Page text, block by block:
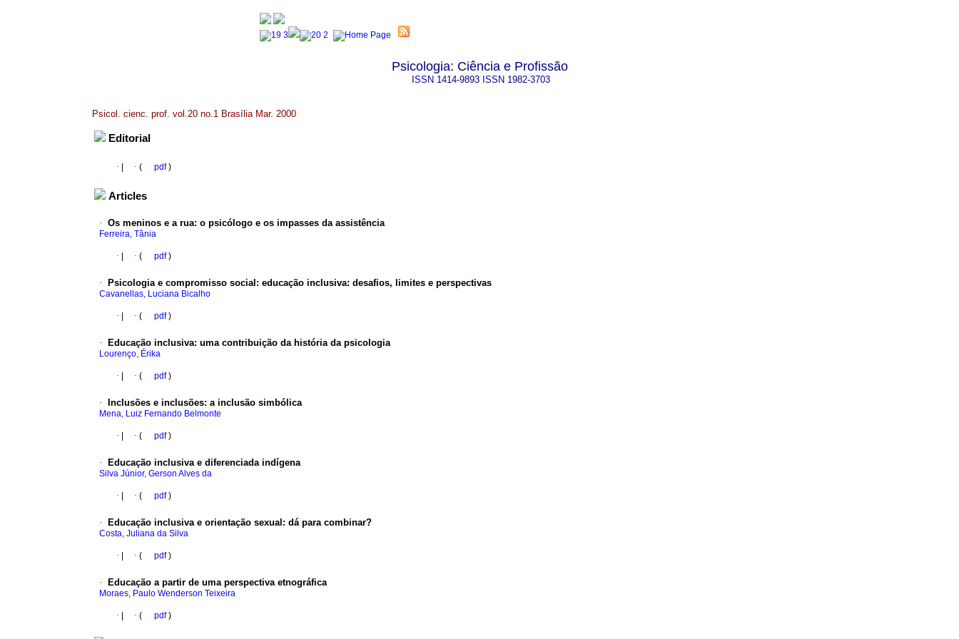
Psicologia: Ciência e Profissão
ISSN 1414-9893 ISSN 1982-3703
Psicol. cienc. prof. vol.20 no.1 Brasília Mar. 2000
Editorial
· · ( pdf)
Articles
· Os meninos e a rua: o psicólogo e os impasses da assistência
Ferreira, Tânia
· · ( pdf)
· Psicologia e compromisso social : educação inclusiva: desafios, limites e perspectivas
Cavanellas, Luciana Bicalho
· · ( pdf)
· Educação inclusiva: uma contribuição da história da psicologia
Lourenço, Érika
· · ( pdf)
· Inclusões e inclusões: a inclusão simbólica
Mena, Luiz Fernando Belmonte
· · ( pdf)
· Educação inclusiva e diferenciada indígena
Silva Júnior, Gerson Alves da
· · ( pdf)
· Educação inclusiva e orientação sexual : dá para combinar?
Costa, Juliana da Silva
· · ( pdf)
· Educação a partir de uma perspectiva etnográfica
Moraes, Paulo Wenderson Teixeira
· · ( pdf)